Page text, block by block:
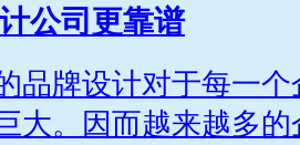
公司更靠谱
品牌设计对于每一
大。因而越来越多